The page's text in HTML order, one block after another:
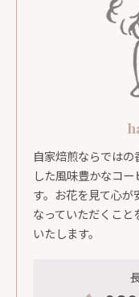
自家焙煎ならでは
した風味豊かなコ
す。お花を見て心が
なっていただくこ
いたします。